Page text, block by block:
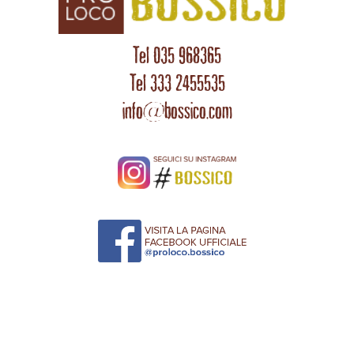
Tel 035 968365
Tel 333 2455535
info@bossico.com